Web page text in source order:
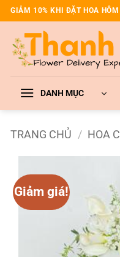
Bỏ
qua
dung
GIẢM 10% KHI ĐẶT HOA
DANH MỤC
TRANG CHỦ / HOA
Giảm giá!